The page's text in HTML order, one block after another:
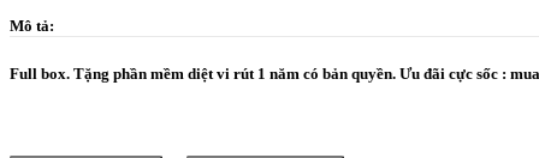
Mô tả:
Full box. Tặng phần mềm diệt vi rút 1 năm có bản quyền. Ưu đãi cực sốc :